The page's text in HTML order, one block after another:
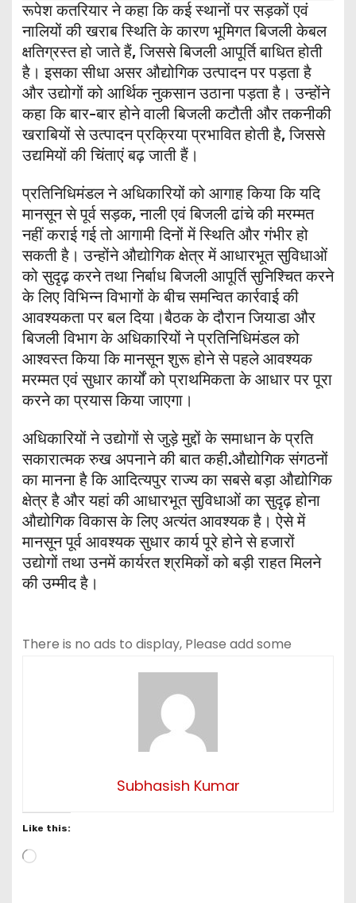
रूपेश कतरियार ने कहा कि कई स्थानों पर सड़कों एवं
नालियों की खराब स्थिति के कारण भूमिगत बिजली केबल
क्षतिग्रस्त हो जाते हैं, जिससे बिजली आपूर्ति बाधित होती
है। इसका सीधा असर औद्योगिक उत्पादन पर पड़ता है
और उद्योगों को आर्थिक नुकसान उठाना पड़ता है। उन्होंने
कहा कि बार-बार होने वाली बिजली कटौती और तकनीकी
खराबियों से उत्पादन प्रक्रिया प्रभावित होती है, जिससे
उद्यमियों की चिंताएं बढ़ जाती हैं।
प्रतिनिधिमंडल ने अधिकारियों को आगाह किया कि यदि
मानसून से पूर्व सड़क, नाली एवं बिजली ढांचे की मरम्मत
नहीं कराई गई तो आगामी दिनों में स्थिति और गंभीर हो
सकती है। उन्होंने औद्योगिक क्षेत्र में आधारभूत सुविधाओं
को सुदृढ़ करने तथा निर्बाध बिजली आपूर्ति सुनिश्चित करने
के लिए विभिन्न विभागों के बीच समन्वित कार्रवाई की
आवश्यकता पर बल दिया।बैठक के दौरान जियाडा और
बिजली विभाग के अधिकारियों ने प्रतिनिधिमंडल को
आश्वस्त किया कि मानसून शुरू होने से पहले आवश्यक
मरम्मत एवं सुधार कार्यों को प्राथमिकता के आधार पर पूरा
करने का प्रयास किया जाएगा।
अधिकारियों ने उद्योगों से जुड़े मुद्दों के समाधान के प्रति
सकारात्मक रुख अपनाने की बात कही.औद्योगिक संगठनों
का मानना है कि आदित्यपुर राज्य का सबसे बड़ा औद्योगिक
क्षेत्र है और यहां की आधारभूत सुविधाओं का सुदृढ़ होना
औद्योगिक विकास के लिए अत्यंत आवश्यक है। ऐसे में
मानसून पूर्व आवश्यक सुधार कार्य पूरे होने से हजारों
उद्योगों तथा उनमें कार्यरत श्रमिकों को बड़ी राहत मिलने
की उम्मीद है।
There is no ads to display, Please add some
Subhasish Kumar
Like this:
L